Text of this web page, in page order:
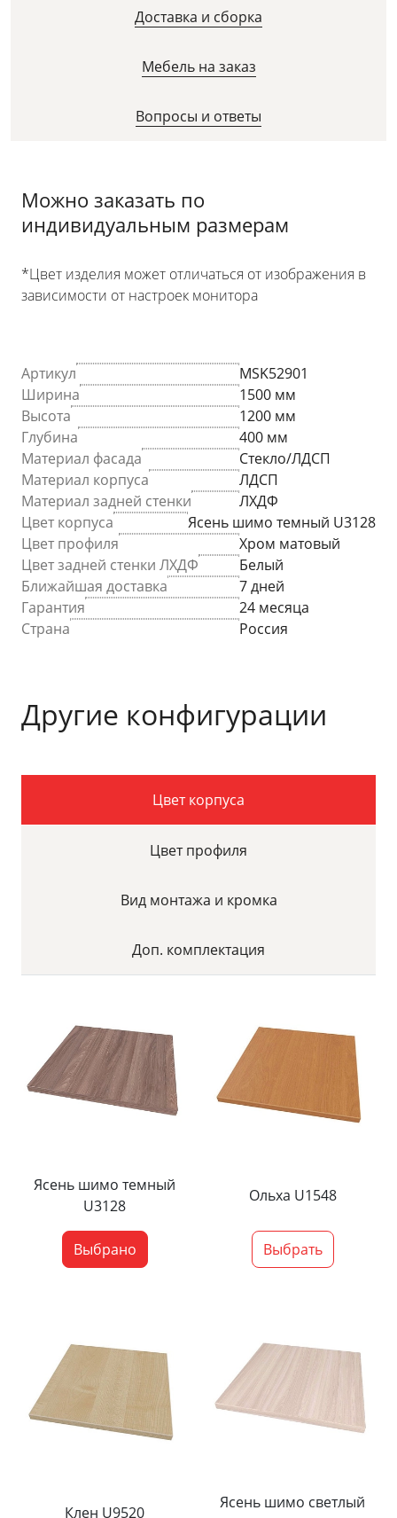
Доставка и сборка
Мебель на заказ
Вопросы и ответы
Можно заказать по
индивидуальным размерам
*Цвет изделия может отличаться от изображения в
зависимости от настроек монитора
Артикул
MSK52901
Ширина
1500 мм
Высота
1200 мм
Глубина
400 мм
Материал фасада
Стекло/ЛДСП
Материал корпуса
ЛДСП
Материал задней стенки
ЛХДФ
Цвет корпуса
Ясень шимо темный U3128
Цвет профиля
Хром матовый
Цвет задней стенки ЛХДФ
Белый
Ближайшая доставка
7 дней
Гарантия
24 месяца
Страна
Россия
Другие конфигурации
Цвет корпуса
Цвет профиля
Вид монтажа и кромка
Доп. комплектация
Ясень шимо темный
U3128
Выбрано
Ольха U1548
Выбрать
Клен U9520
Ясень шимо светлый